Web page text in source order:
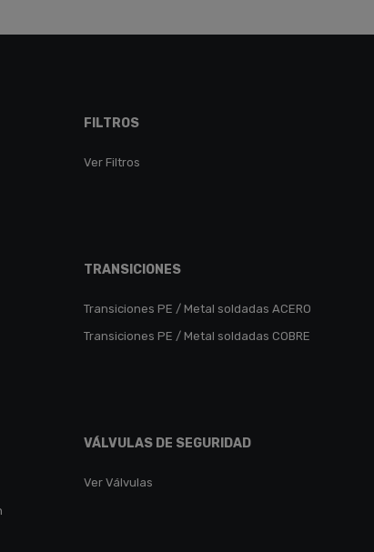
FILTROS
Ver Filtros
TRANSICIONES
Transiciones PE / Metal soldadas ACERO
Transiciones PE / Metal soldadas COBRE
VÁLVULAS DE SEGURIDAD
Ver Válvulas